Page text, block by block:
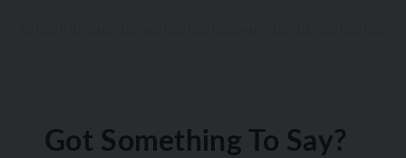
Got Something To Say?